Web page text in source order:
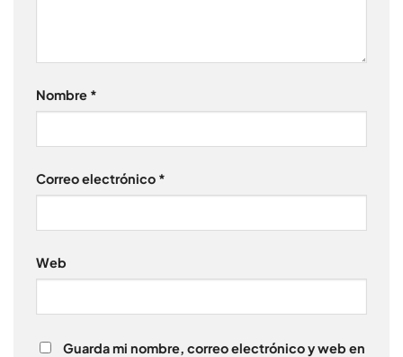
Nombre *
Correo electrónico *
Web
Guarda mi nombre, correo electrónico y web en